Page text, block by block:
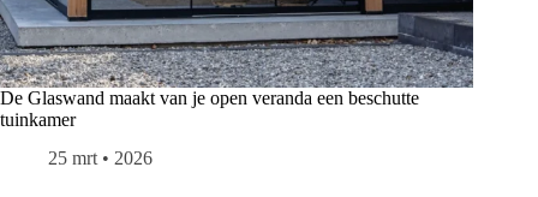
De Glaswand maakt van je open veranda een beschutte
tuinkamer
25 mrt • 2026